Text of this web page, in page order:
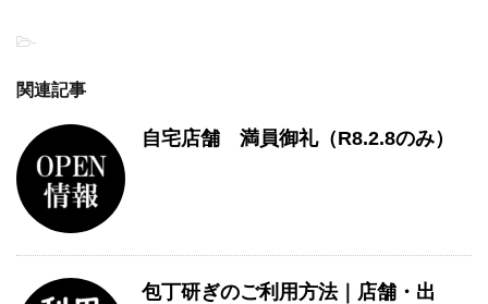
-
関連記事
自宅店舗 満員御礼（R8.2.8のみ）
包丁研ぎのご利用方法｜店舗・出